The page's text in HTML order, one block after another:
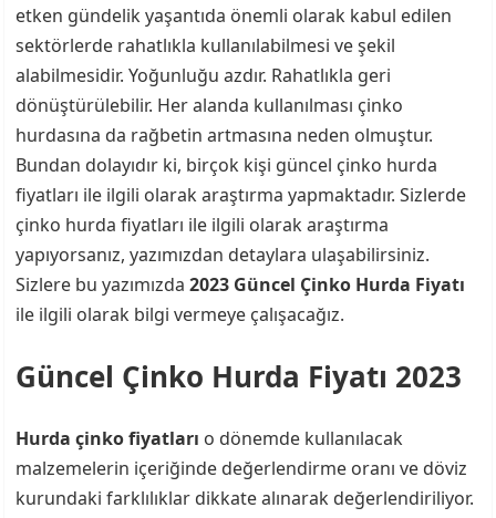
etken gündelik yaşantıda önemli olarak kabul edilen
sektörlerde rahatlıkla kullanılabilmesi ve şekil
alabilmesidir. Yoğunluğu azdır. Rahatlıkla geri
dönüştürülebilir. Her alanda kullanılması çinko
hurdasına da rağbetin artmasına neden olmuştur.
Bundan dolayıdır ki, birçok kişi güncel çinko hurda
fiyatları ile ilgili olarak araştırma yapmaktadır. Sizlerde
çinko hurda fiyatları ile ilgili olarak araştırma
yapıyorsanız, yazımızdan detaylara ulaşabilirsiniz.
Sizlere bu yazımızda2023 Güncel Çinko Hurda Fiyatı
ile ilgili olarak bilgi vermeye çalışacağız.
Güncel Çinko Hurda Fiyatı 2023
Hurda çinko fiyatları o dönemde kullanılacak
malzemelerin içeriğinde değerlendirme oranı ve döviz
kurundaki farklılıklar dikkate alınarak değerlendiriliyor.